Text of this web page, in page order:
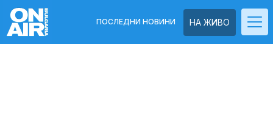
НА ЖИВО
ПОСЛЕДНИ НОВИНИ